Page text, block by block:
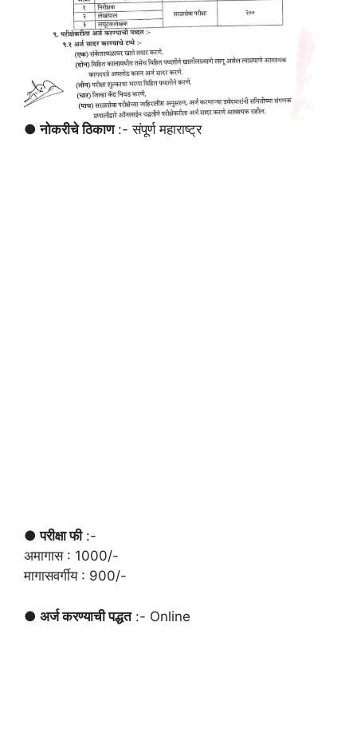
● नोकरीचे ठिकाण:- संपूर्ण महाराष्ट्र
● परीक्षा फी:-
अमागास : 1000/-
मागासवर्गीय : 900/-
● अर्ज करण्याची पद्धत:- Online